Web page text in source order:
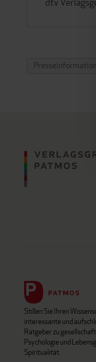
Presseinformation
Stillen Sie Ihren
interessante und
Ratgeber zu
Psychologie und
Spiritualität.